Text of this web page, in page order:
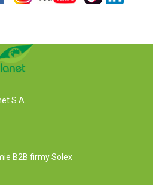
S.A.
B2B firmy Solex